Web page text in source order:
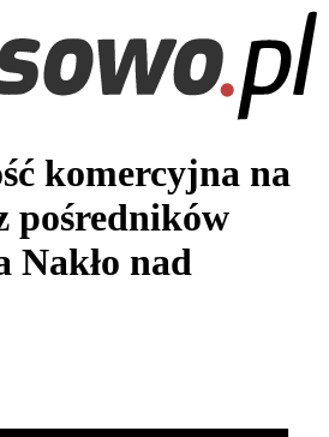
komercyjna na
pośredników
Nakło nad